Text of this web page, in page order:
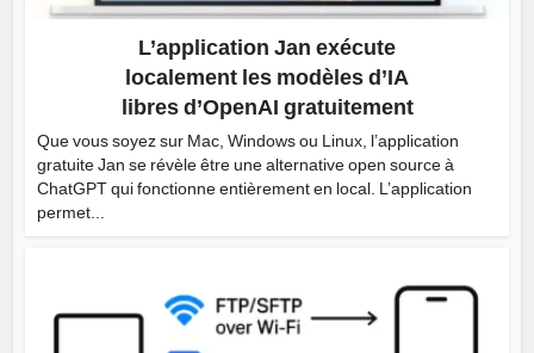
L’application Jan exécute
localement les modèles d’IA
libres d’OpenAI gratuitement
Que vous soyez sur Mac, Windows ou Linux, l’application
gratuite Jan se révèle être une alternative open source à
ChatGPT qui fonctionne entièrement en local. L’application
permet...